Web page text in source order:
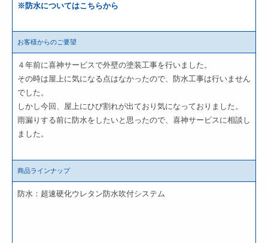
※防水についてはこちらから
お客様からのご要望
４年前に喜神サービスで外壁の塗装工事を行いました。
その時は屋上に気になる点はなかったので、防水工事は行いません
でした。
しかし今回、屋上にひび割れが出ており気になっておりました。
雨漏りする前に防水をしたいと思ったので、喜神サービスに相談し
ました。
商品ラインナップ
防水：超速硬化ウレタン防水吹付システム